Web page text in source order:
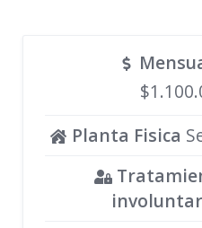
Planta Fisica